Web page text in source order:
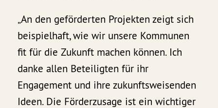
„An den geförderten Projekten zeigt sich
beispielhaft, wie wir unsere Kommunen
fit für die Zukunft machen können. Ich
danke allen Beteiligten für ihr
Engagement und ihre zukunftsweisenden
Ideen. Die Förderzusage ist ein wichtiger